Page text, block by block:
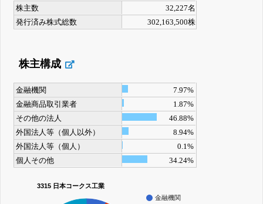
株主数
32,227名
発行済み株式総数
302,163,500株
株主構成
金融機関
7.97%
金融商品取引業者
1.87%
その他の法人
46.88%
外国法人等（個人以外）
8.94%
外国法人等（個人）
0.1%
個人その他
34.24%
3315 日本コークス工業
金融機関